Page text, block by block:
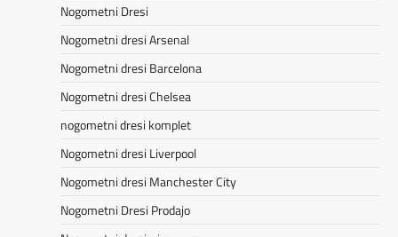
Nogometni Dresi
Nogometni dresi Arsenal
Nogometni dresi Barcelona
Nogometni dresi Chelsea
nogometni dresi komplet
Nogometni dresi Liverpool
Nogometni dresi Manchester City
Nogometni Dresi Prodajo